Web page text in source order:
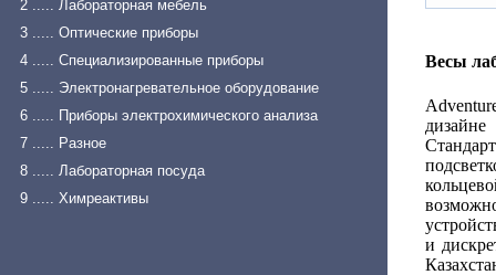
2 ..... Лабораторная мебель
3 ..... Оптические приборы
4 ..... Специализированные приборы
5 ..... Электронагревательное оборудование
6 ..... Приборы электрохимического анализа
7 ..... Разное
8 ..... Лабораторная посуда
9 ..... Химреактивы
Весы
и